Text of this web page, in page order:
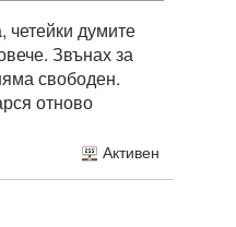
думите
Звънах за
свободен.
отново
Активен